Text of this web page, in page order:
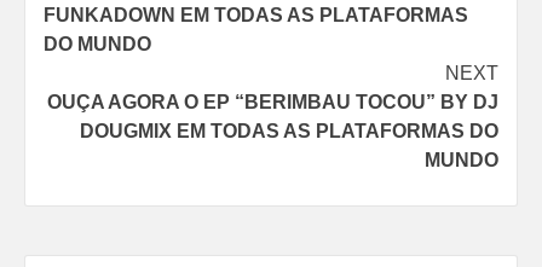
FUNKADOWN EM TODAS AS PLATAFORMAS
DO MUNDO
NEXT
OUÇA AGORA O EP “BERIMBAU TOCOU” BY DJ
DOUGMIX EM TODAS AS PLATAFORMAS DO
MUNDO